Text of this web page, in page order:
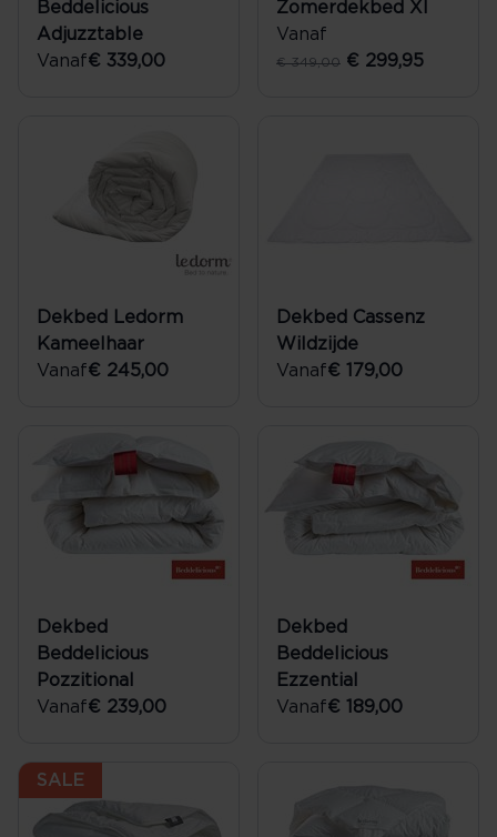
Beddelicious
Adjuzztable
Vanaf€ 339,00
Zomerdekbed Xl
Vanaf
€ 349,00 € 299,95
Dekbed Ledorm
Kameelhaar
Vanaf€ 245,00
Dekbed Cassenz
Wildzijde
Vanaf€ 179,00
Dekbed
Beddelicious
Pozzitional
Vanaf€ 239,00
Dekbed
Beddelicious
Ezzential
Vanaf€ 189,00
SALE